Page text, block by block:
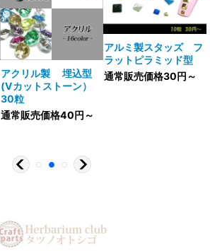
アクリル製 埋込型
(Vカットストーン）
30粒
通常販売価格40円～
アルミ製スタッズ フ
ラットピラミッド型
通常販売価格30円～